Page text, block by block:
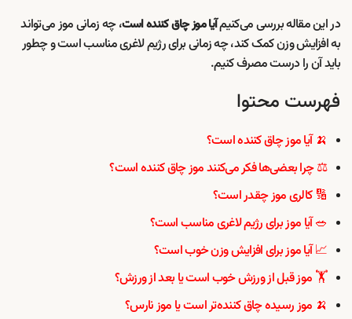
در این مقاله بررسی می‌کنیمآیا موز چاق کننده است، چه زمانی موز می‌تواند
به افزایش وزن کمک کند، چه زمانی برای رژیم لاغری مناسب است و چطور
باید آن را درست مصرف کنیم.
فهرست محتوا
🍌 آیا موز چاق کننده است؟
⚖️ چرا بعضی‌ها فکر می‌کنند موز چاق کننده است؟
🔢 کالری موز چقدر است؟
🥗 آیا موز برای رژیم لاغری مناسب است؟
📈 آیا موز برای افزایش وزن خوب است؟
🏋️ موز قبل از ورزش خوب است یا بعد از ورزش؟
🍌 موز رسیده چاق کننده‌تر است یا موز نارس؟